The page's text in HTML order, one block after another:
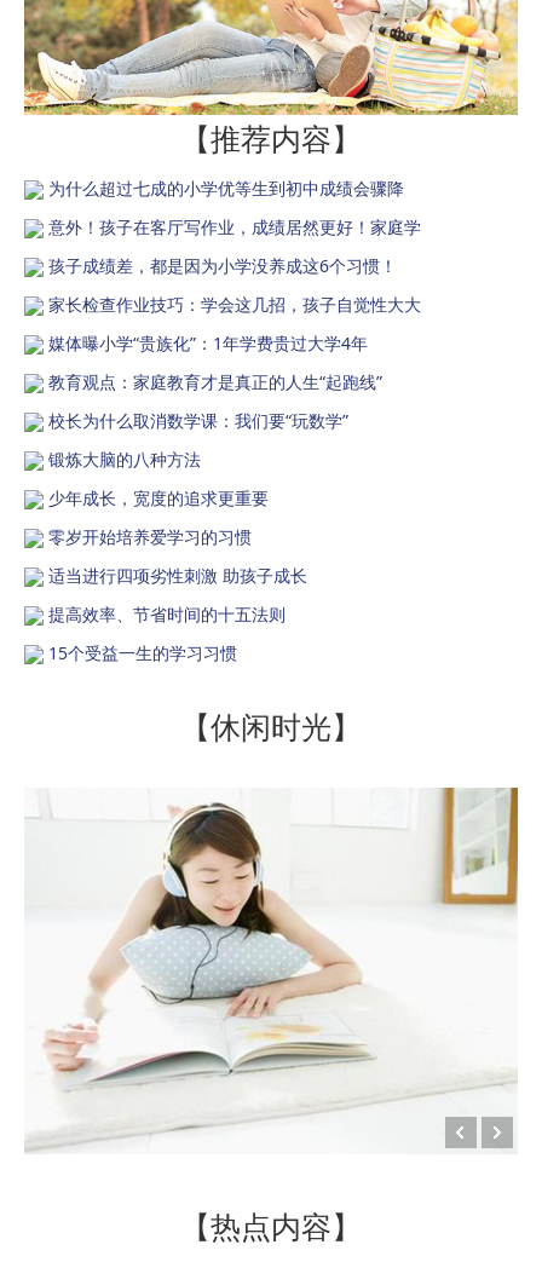
【推荐内容】
为什么超过七成的小学优等生到初中成绩会骤降
意外！孩子在客厅写作业，成绩居然更好！家庭学
孩子成绩差，都是因为小学没养成这6个习惯！
家长检查作业技巧：学会这几招，孩子自觉性大大
媒体曝小学“贵族化”：1年学费贵过大学4年
教育观点：家庭教育才是真正的人生“起跑线”
校长为什么取消数学课：我们要“玩数学”
锻炼大脑的八种方法
少年成长，宽度的追求更重要
零岁开始培养爱学习的习惯
适当进行四项劣性刺激 助孩子成长
提高效率、节省时间的十五法则
15个受益一生的学习习惯
【休闲时光】
【热点内容】